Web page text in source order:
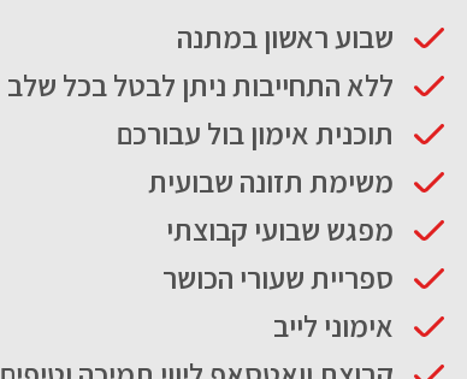
שבוע ראשון במתנה
ללא התחייבות ניתן לבטל בכל שלב
תוכנית אימון בול עבורכם
משימת תזונה שבועית
מפגש שבועי קבוצתי
ספריית שעורי הכושר
אימוני לייב